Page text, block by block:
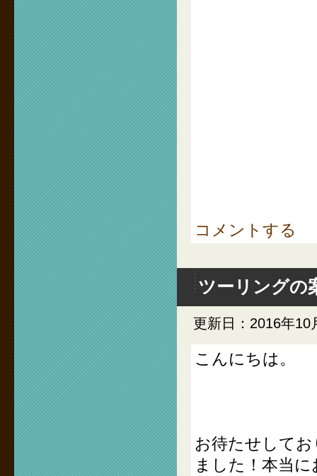
コメントする
ツーリングの
更新日：2016年10
こんにちは。
お待たせして
ました！本当